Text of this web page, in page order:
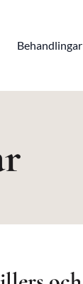
Behandlingar